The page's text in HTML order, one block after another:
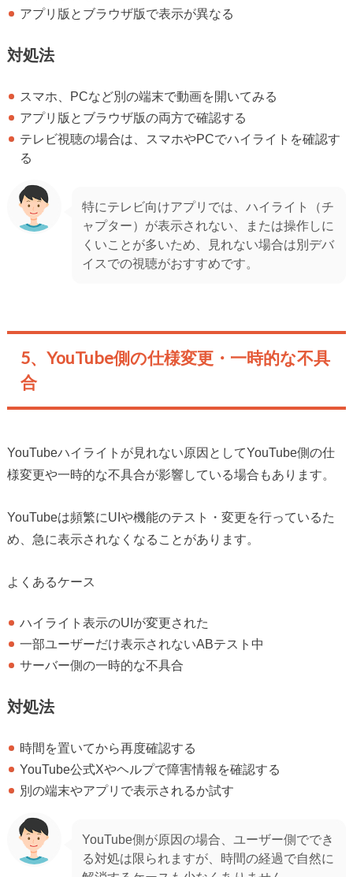
アプリ版とブラウザ版で表示が異なる
対処法
スマホ、PCなど別の端末で動画を開いてみる
アプリ版とブラウザ版の両方で確認する
テレビ視聴の場合は、スマホやPCでハイライトを確認す
る
特にテレビ向けアプリでは、ハイライト（チ
ャプター）が表示されない、または操作しに
くいことが多いため、見れない場合は別デバ
イスでの視聴がおすすめです。
5、YouTube側の仕様変更・一時的な不具
合
YouTubeハイライトが見れない原因としてYouTube側の仕
様変更や一時的な不具合が影響している場合もあります。
YouTubeは頻繁にUIや機能のテスト・変更を行っているた
め、急に表示されなくなることがあります。
よくあるケース
ハイライト表示のUIが変更された
一部ユーザーだけ表示されないABテスト中
サーバー側の一時的な不具合
対処法
時間を置いてから再度確認する
YouTube公式Xやヘルプで障害情報を確認する
別の端末やアプリで表示されるか試す
YouTube側が原因の場合、ユーザー側ででき
る対処は限られますが、時間の経過で自然に